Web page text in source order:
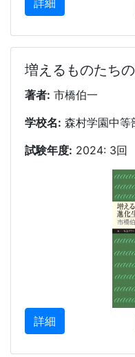
詳細
増えるものたち
著者: 市橋伯一
学校名: 森村学園中等
試験年度: 2024: 3回
詳細